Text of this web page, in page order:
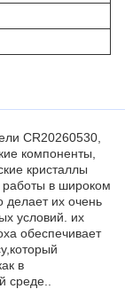
CR20260530,
компоненты,
кристаллы
в широком
делает их очень
условий. их
обеспечивает
в
среде..